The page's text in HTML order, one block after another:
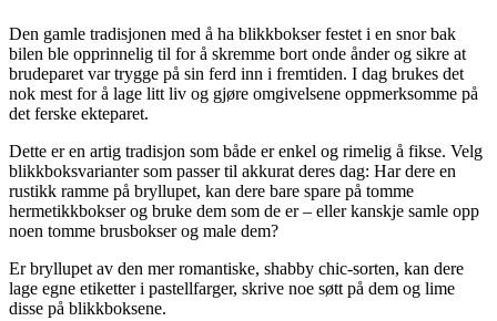
Den gamle tradisjonen med å ha blikkbokser festet i en snor bak
bilen ble opprinnelig til for å skremme bort onde ånder og sikre at
brudeparet var trygge på sin ferd inn i fremtiden. I dag brukes det
nok mest for å lage litt liv og gjøre omgivelsene oppmerksomme på
det ferske ekteparet.
Dette er en artig tradisjon som både er enkel og rimelig å fikse. Velg
blikkboksvarianter som passer til akkurat deres dag: Har dere en
rustikk ramme på bryllupet, kan dere bare spare på tomme
hermetikkbokser og bruke dem som de er – eller kanskje samle opp
noen tomme brusbokser og male dem?
Er bryllupet av den mer romantiske, shabby chic-sorten, kan dere
lage egne etiketter i pastellfarger, skrive noe søtt på dem og lime
disse på blikkboksene.